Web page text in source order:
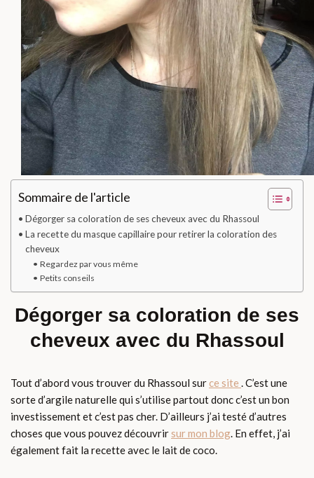
Sommaire de l'article
Dégorger sa coloration de ses cheveux avec du Rhassoul
La recette du masque capillaire pour retirer la coloration des
cheveux
Regardez par vous même
Petits conseils
Dégorger sa coloration de ses
cheveux avec du Rhassoul
Tout d’abord vous trouver du Rhassoul surce site . C’est une
sorte d’argile naturelle qui s’utilise partout donc c’est un bon
investissement et c’est pas cher. D’ailleurs j’ai testé d’autres
choses que vous pouvez découvrirsur mon blog. En effet, j’ai
également fait la recette avec le lait de coco.